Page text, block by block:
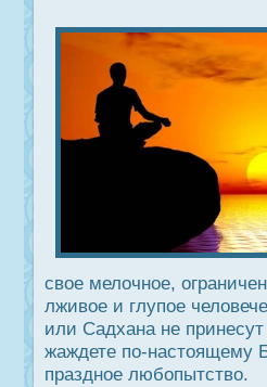
свое мелочное,
лживое и глупое
или Садхана не
жаждете по-настоящему
праздное любопытство.